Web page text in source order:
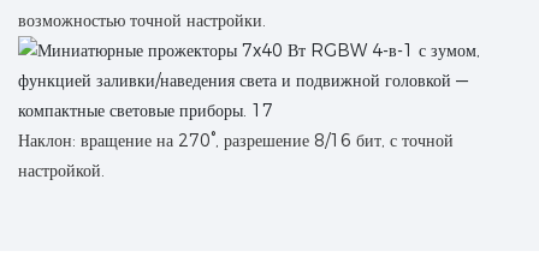
возможностью точной настройки.
Наклон: вращение на 270°, разрешение 8/16 бит, с точной
настройкой.